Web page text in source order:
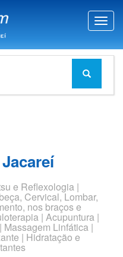
T
o
g
g
n
e Reflexologia |
Cervical, Lombar,
nos braços e
| Acupuntura |
Linfática |
| Hidratação e